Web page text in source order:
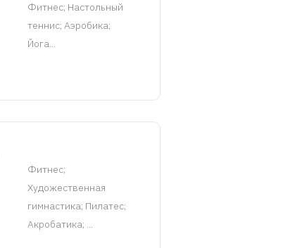
Фитнес; Настольный
теннис; Аэробика;
Йога...
Фитнес;
Художественная
гимнастика; Пилатес;
Акробатика; ...